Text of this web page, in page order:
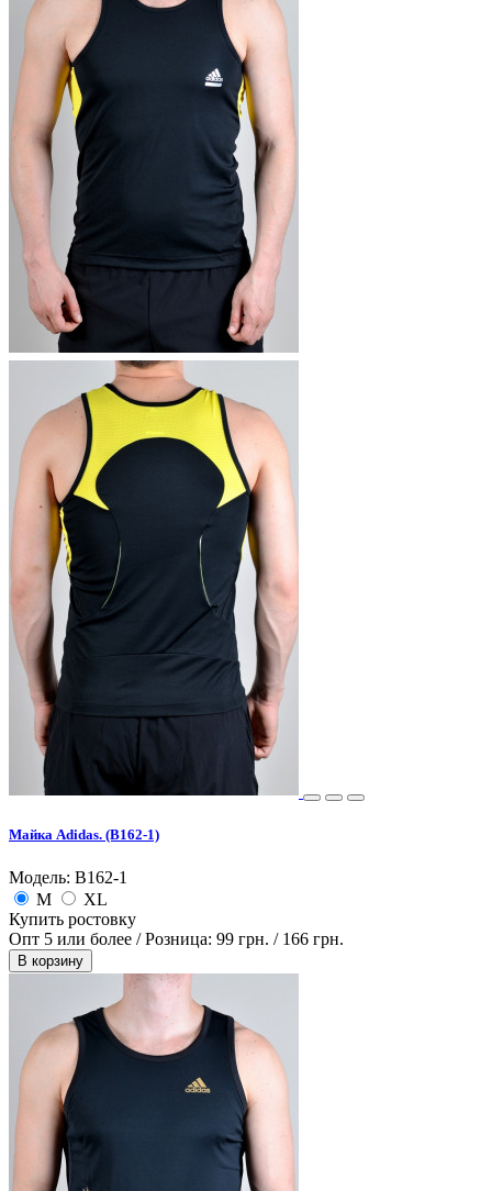
Майка Adidas. (B162-1)
Модель: B162-1
M
XL
Купить ростовку
Опт 5 или более / Розница: 99 грн. / 166 грн.
В корзину